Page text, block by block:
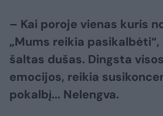
– Kai poroje vienas kuris
„Mums reikia
šaltas dušas. Dingsta
emocijos, reikia
pokalbį... Nelengva.